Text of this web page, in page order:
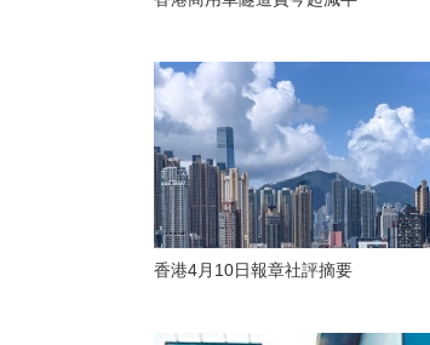
香港4月10日報章社評摘要